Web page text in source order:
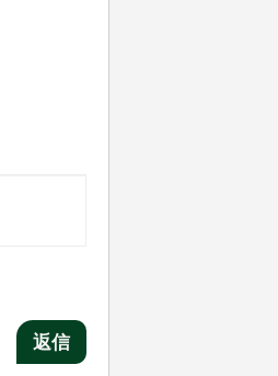
返信